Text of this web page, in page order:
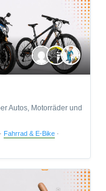
Autos, Motorräder und
· Fahrrad & E-Bike ·